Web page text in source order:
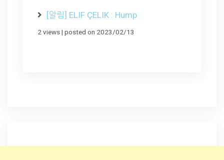
[알림] ELIF ÇELIK : Hump
2 views| posted on 2023/02/13